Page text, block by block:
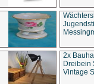
2x
Dreibein
Vintage